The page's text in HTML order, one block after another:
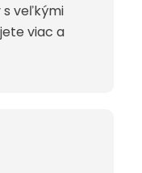
s veľkými
viac a